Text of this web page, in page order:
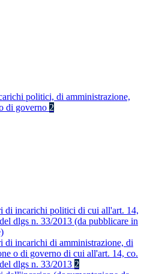
politici, di amministrazione,
di governo 2
di incarichi politici di cui all'art. 14,
dlgs n. 33/2013 (da pubblicare in
di incarichi di amministrazione, di
o di governo di cui all'art. 14, co.
dlgs n. 33/2013 2